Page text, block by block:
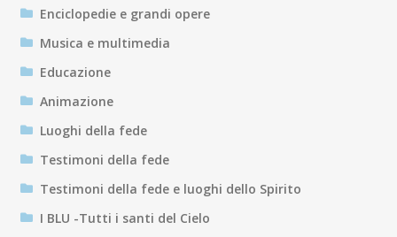
Enciclopedie e grandi opere
Musica e multimedia
Educazione
Animazione
Luoghi della fede
Testimoni della fede
Testimoni della fede e luoghi dello Spirito
I BLU -Tutti i santi del Cielo